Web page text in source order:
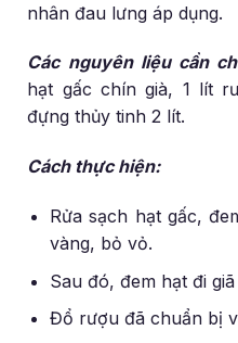
nhân đau lưng áp dụng.
Các nguyên liệu cần
hạt gấc chín già, 1 lít
đựng thủy tinh 2 lít.
Cách thực hiện:
Rửa sạch hạt gấc,
vàng, bỏ vỏ.
Sau đó, đem hạt đi
Đổ rượu đã chuẩn bị